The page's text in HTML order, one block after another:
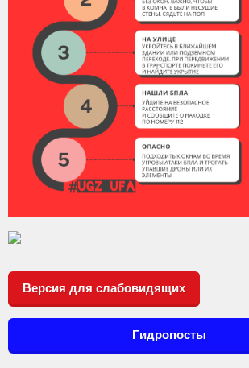
Версия для слабовидящих
Гидропосты